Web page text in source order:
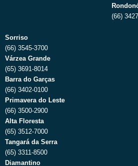
(66)
Sorriso
(66) 3545-3700
Várzea Grande
(65) 3691-8014
Barra do Garças
(66) 3402-0100
Primavera do Leste
(66) 3500-2900
Alta Floresta
(65) 3512-7000
Tangará da Serra
(65) 3311-8500
Diamantino